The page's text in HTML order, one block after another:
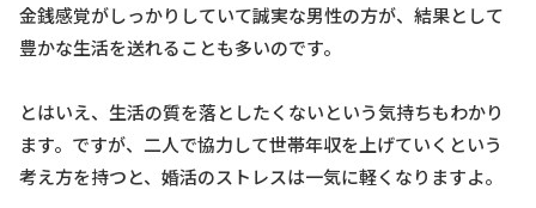
金銭感覚がしっかりしていて誠実な男性の方が、結果として
豊かな生活を送れることも多いのです。
とはいえ、生活の質を落としたくないという気持ちもわかり
ます。ですが、二人で協力して世帯年収を上げていくという
考え方を持つと、婚活のストレスは一気に軽くなりますよ。